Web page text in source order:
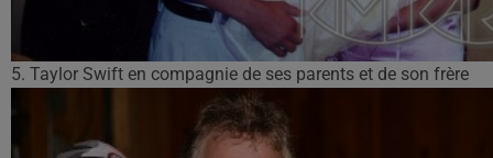
5. Taylor Swift en compagnie de ses parents et de son frère